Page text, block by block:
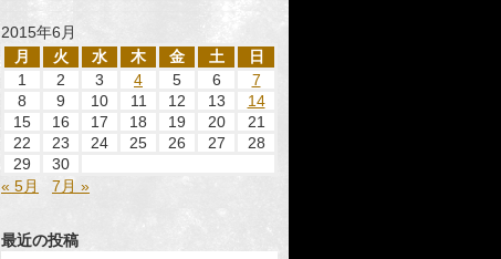
2015年6月
月
火 水 木 金 土
日
1
2 3 4 5 6
7
8
9 10 11 12 13
14
15
16 17 18 19 20
21
22
23 24 25 26 27
28
29
30
« 5月
7月 »
最近の投稿